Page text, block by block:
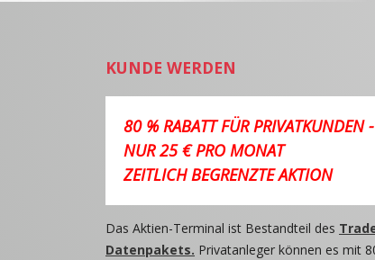
KUNDE WERDEN
80 % RABATT FÜR PRIVATKUNDEN -
NUR 25 € PRO MONAT
ZEITLICH BEGRENZTE AKTION
Das Aktien-Terminal ist Bestandteil des
Datenpakets. Privatanleger können es mit